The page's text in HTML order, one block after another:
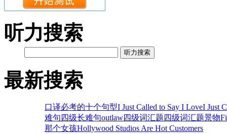
听力搜索
听力搜索
最新搜索
口译必考的十个句型I Just Called to Say I LoveI Just
难句 四级长难句outlaw四级词汇题 四级词汇题景物
那个女孩Hollywood Studios Are Hot Customers